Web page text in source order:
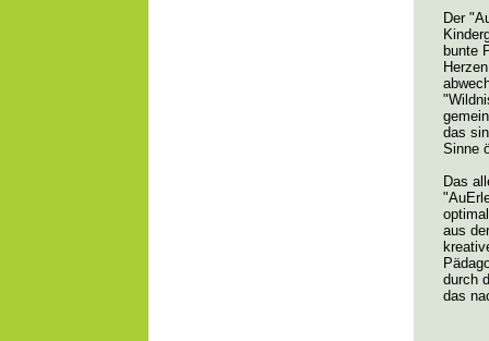
Der
bunte
das
Sinne
Das
aus
durch
das